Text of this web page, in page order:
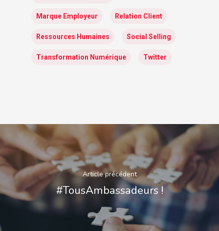
Marque Employeur Relation Client
Ressources Humaines Social Selling
Transformation Numérique Twitter
Article précédent
#TousAmbassadeurs !